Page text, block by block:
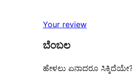
Your review
ಬೆಂಬಲ
ಹೇಳಲು ಏನಾದರೂ